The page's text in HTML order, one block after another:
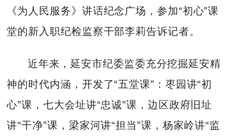
《为人民服务》讲话纪念广场，参加“初心”课
堂的新入职纪检监察干部李莉告诉记者。
近年来，延安市纪委监委充分挖掘延安精
神的时代内涵，开发了“五堂课”：枣园讲“初
心”课，七大会址讲“忠诚”课，边区政府旧址
讲“干净”课，梁家河讲“担当”课，杨家岭讲“监